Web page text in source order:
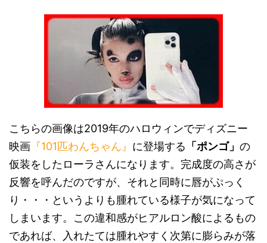
こちらの画像は2019年のハロウィンでディズニー
映画 『101匹わんちゃん』 に登場する 「ポンゴ」 の
仮装をしたローラさんになります。完成度の高さが
反響を呼んだのですが、それと同時に唇がぷっく
り・・・というよりも腫れている様子が気になって
しまいます。この違和感がヒアルロン酸によるもの
であれば、入れたては腫れやすく次第に膨らみが落